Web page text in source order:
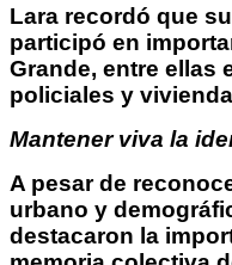
Lara recordó que
participó en
Grande, entre ellas
policiales y
Mantener viva la
A pesar de
urbano y
destacaron la